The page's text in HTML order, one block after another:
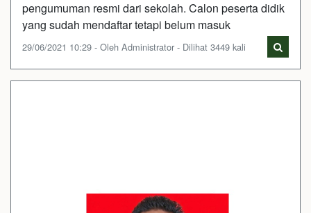
pengumuman resmi dari sekolah. Calon peserta didik
yang sudah mendaftar tetapi belum masuk
29/06/2021 10:29 - Oleh Administrator - Dilihat 3449 kali